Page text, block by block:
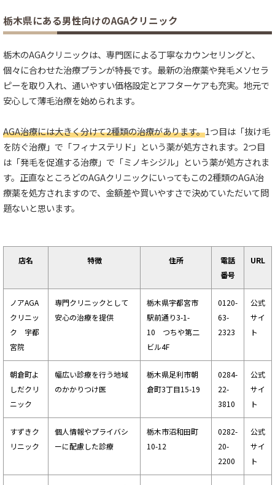
栃木県にある男性向けのAGAクリニック
栃木のAGAクリニックは、専門医による丁寧なカウンセリングと、
個々に合わせた治療プランが特長です。最新の治療薬や発毛メソセラ
ピーを取り入れ、通いやすい価格設定とアフターケアも充実。地元で
安心して薄毛治療を始められます。
AGA治療には大きく分けて2種類の治療があります。1つ目は「抜け毛
を防ぐ治療」で「フィナステリド」という薬が処方されます。2つ目
は「発毛を促進する治療」で「ミノキシジル」という薬が処方されま
す。正直なところどのAGAクリニックにいってもこの2種類のAGA治
療薬を処方されますので、金額差や買いやすさで決めていただいて問
題ないと思います。
店名 特徴 住所
電話
番号
URL
ノアAGA
クリニッ
ク 宇都
宮院
専門クリニックとして
安心の治療を提供
栃木県宇都宮市
駅前通り3-1-
10 つちや第二
ビル4F
0120-
63-
2323
公式
サイ
ト
朝倉町よ
しだクリ
ニック
幅広い診療を行う地域
のかかりつけ医
栃木県足利市朝
倉町3丁目15-19
0284-
22-
3810
公式
サイ
ト
すずきク
リニック
個人情報やプライバシ
ーに配慮した診療
栃木市沼和田町
10-12
0282-
20-
2200
公式
サイ
ト